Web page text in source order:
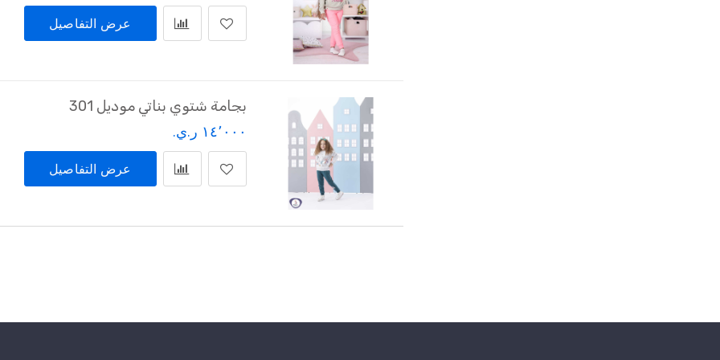
عرض التفاصيل
بجامة شتوي بناتي موديل 301
١٤٬٠٠٠ ر.ي.‏
عرض التفاصيل